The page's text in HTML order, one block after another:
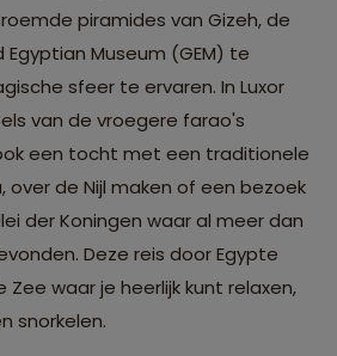
piramides van Gizeh, de
Egyptian Museum (GEM) te
sfeer te ervaren. In Luxor
van de vroegere farao's
een tocht met een traditionele
over de Nijl maken of een bezoek
der Koningen waar al meer dan
Deze reis door Egypte
waar je heerlijk kunt relaxen,
snorkelen.